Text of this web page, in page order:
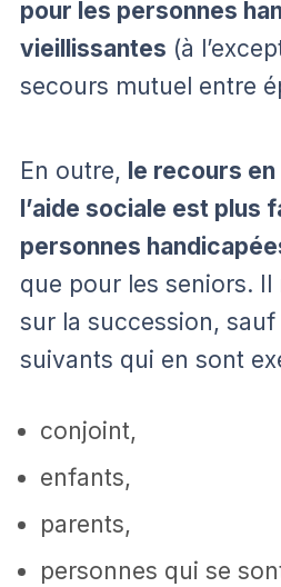
pour les personnes
vieillissantes (à
secours mutuel entre
En outre, le recours
l’aide sociale est plus
personnes
que pour les seniors. Il
sur la succession,
suivants qui en sont
conjoint,
enfants,
parents,
personnes qui se